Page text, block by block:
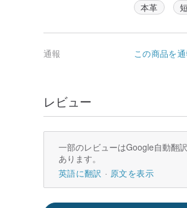
本革
通報 この商品を
レビュー
一部のレビューはGoogle自動翻
あります。
英語に翻訳
原文を表示